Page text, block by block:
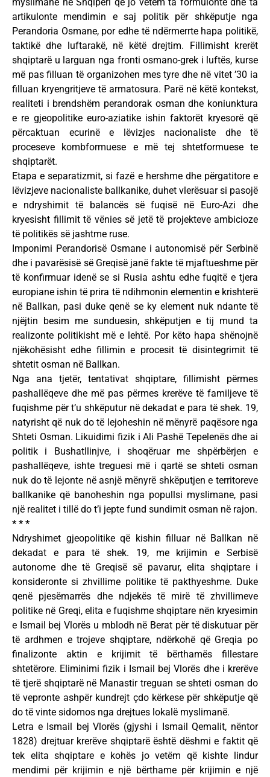
artikulonte mendimin e saj politik për shkëputje nga
Perandoria Osmane, por edhe të ndërmerrte hapa politikë,
taktikë dhe luftarakë, në këtë drejtim. Fillimisht krerët
shqiptarë u larguan nga fronti osmano-grek i luftës, kurse
më pas filluan të organizohen mes tyre dhe në vitet ’30 ia
filluan kryengritjeve të armatosura. Parë në këtë kontekst,
realiteti i brendshëm perandorak osman dhe koniunktura
e re gjeopolitike euro-aziatike ishin faktorët kryesorë që
përcaktuan ecurinë e lëvizjes nacionaliste dhe të
proceseve kombformuese e më tej shtetformuese te
shqiptarët.
Etapa e separatizmit, si fazë e hershme dhe përgatitore e
lëvizjeve nacionaliste ballkanike, duhet vlerësuar si pasojë
e ndryshimit të balancës së fuqisë në Euro-Azi dhe
kryesisht fillimit të vënies së jetë të projekteve ambicioze
të politikës së jashtme ruse.
Imponimi Perandorisë Osmane i autonomisë për Serbinë
dhe i pavarësisë së Greqisë janë fakte të mjaftueshme për
të konfirmuar idenë se si Rusia ashtu edhe fuqitë e tjera
europiane ishin të prira të ndihmonin elementin e krishterë
në Ballkan, pasi duke qenë se ky element nuk ndante të
njëjtin besim me sunduesin, shkëputjen e tij mund ta
realizonte politikisht më e lehtë. Por këto hapa shënojnë
njëkohësisht edhe fillimin e procesit të disintegrimit të
shtetit osman në Ballkan.
Nga ana tjetër, tentativat shqiptare, fillimisht përmes
pashallëqeve dhe më pas përmes krerëve të familjeve të
fuqishme për t’u shkëputur në dekadat e para të shek. 19,
natyrisht që nuk do të lejoheshin në mënyrë paqësore nga
Shteti Osman. Likuidimi fizik i Ali Pashë Tepelenës dhe ai
politik i Bushatllinjve, i shoqëruar me shpërbërjen e
pashallëqeve, ishte treguesi më i qartë se shteti osman
nuk do të lejonte në asnjë mënyrë shkëputjen e territoreve
ballkanike që banoheshin nga popullsi myslimane, pasi
një realitet i tillë do t’i jepte fund sundimit osman në rajon.
* * *
Ndryshimet gjeopolitike që kishin filluar në Ballkan në
dekadat e para të shek. 19, me krijimin e Serbisë
autonome dhe të Greqisë së pavarur, elita shqiptare i
konsideronte si zhvillime politike të pakthyeshme. Duke
qenë pjesëmarrës dhe ndjekës të mirë të zhvillimeve
politike në Greqi, elita e fuqishme shqiptare nën kryesimin
e Ismail bej Vlorës u mblodh në Berat për të diskutuar për
të ardhmen e trojeve shqiptare, ndërkohë që Greqia po
finalizonte aktin e krijimit të bërthamës fillestare
shtetërore. Eliminimi fizik i Ismail bej Vlorës dhe i krerëve
të tjerë shqiptarë në Manastir treguan se shteti osman do
të vepronte ashpër kundrejt çdo kërkese për shkëputje që
do të vinte sidomos nga drejtues lokalë myslimanë.
Letra e Ismail bej Vlorës (gjyshi i Ismail Qemalit, nëntor
1828) drejtuar krerëve shqiptarë është dëshmi e faktit që
tek elita shqiptare e kohës jo vetëm që kishte lindur
mendimi për krijimin e një bërthame për krijimin e një